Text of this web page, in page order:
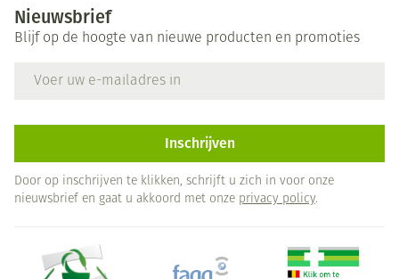
Nieuwsbrief
Blijf op de hoogte van nieuwe producten en promoties
Inschrijven
Door op inschrijven te klikken, schrijft u zich in voor onze
nieuwsbrief en gaat u akkoord met onze privacy policy.